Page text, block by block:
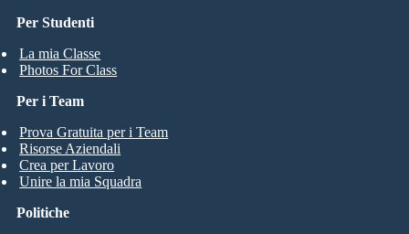
Per Studenti
La mia Classe
Photos For Class
Per i Team
Prova Gratuita per i Team
Risorse Aziendali
Crea per Lavoro
Unire la mia Squadra
Politiche